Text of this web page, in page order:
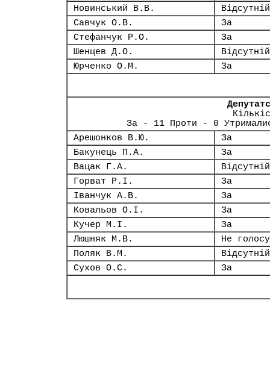
Новинський В.В.
Відсутній
Савчук О.В.
За
Стефанчук Р.О.
За
Шенцев Д.О.
Відсутній
Юрченко О.М.
За
За - 11 Проти - 0
Арешонков В.Ю.
За
Бакунець П.А.
За
Вацак Г.А.
Відсутній
Горват Р.І.
За
Іванчук А.В.
За
Ковальов О.І.
За
Кучер М.І.
За
Люшняк М.В.
Не
Поляк В.М.
Відсутній
Сухов О.С.
За